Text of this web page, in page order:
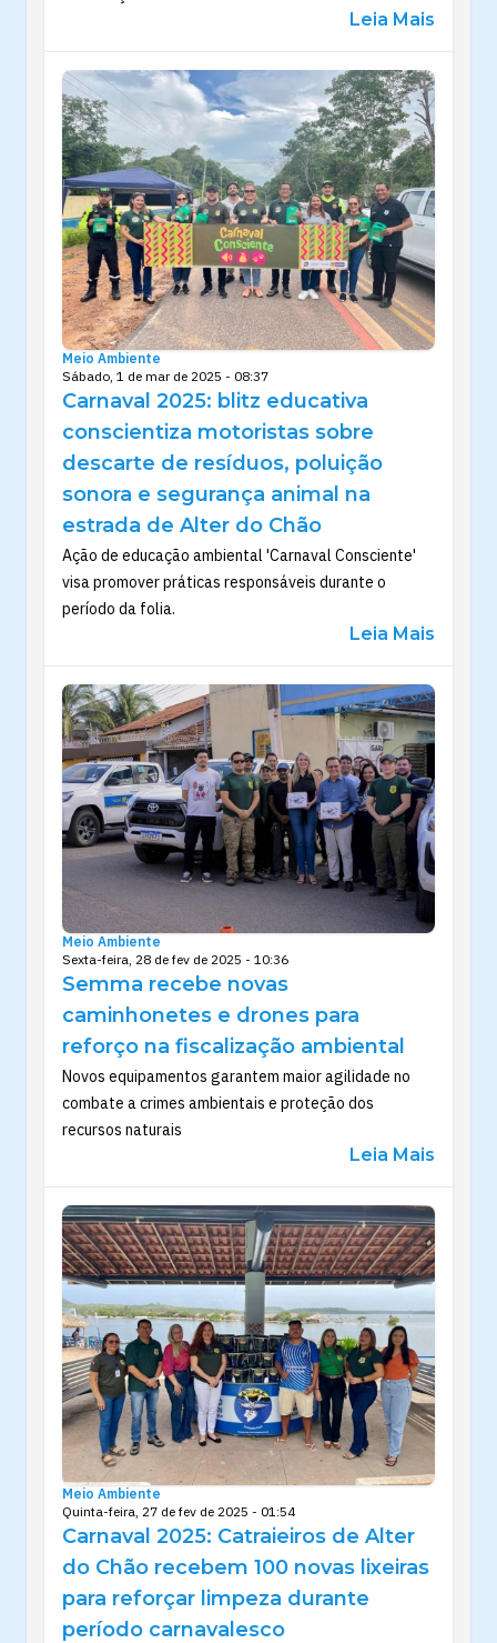
Leia Mais
Meio Ambiente
Sábado, 1 de mar de 2025 - 08:37
Carnaval 2025: blitz educativa
conscientiza motoristas sobre
descarte de resíduos, poluição
sonora e segurança animal na
estrada de Alter do Chão
Ação de educação ambiental 'Carnaval Consciente'
visa promover práticas responsáveis durante o
período da folia.
Leia Mais
Meio Ambiente
Sexta-feira, 28 de fev de 2025 - 10:36
Semma recebe novas
caminhonetes e drones para
reforço na fiscalização ambiental
Novos equipamentos garantem maior agilidade no
combate a crimes ambientais e proteção dos
recursos naturais
Leia Mais
Meio Ambiente
Quinta-feira, 27 de fev de 2025 - 01:54
Carnaval 2025: Catraieiros de Alter
do Chão recebem 100 novas lixeiras
para reforçar limpeza durante
período carnavalesco